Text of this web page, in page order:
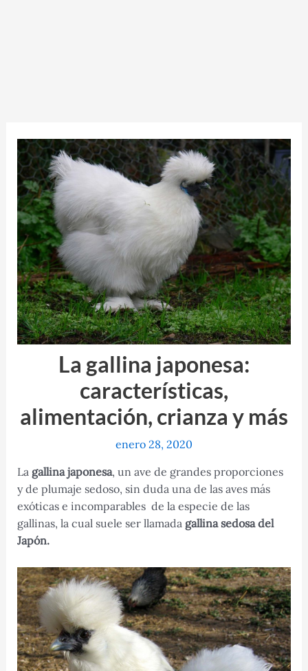
La gallina japonesa:
características,
alimentación, crianza y más
enero 28, 2020
Lagallina japonesa, un ave de grandes proporciones
y de plumaje sedoso, sin duda una de las aves más
exóticas e incomparables de la especie de las
gallinas, la cual suele ser llamada gallina sedosa del
Japón.